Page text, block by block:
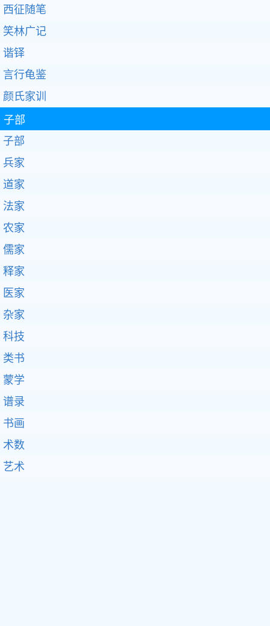
西征随笔
笑林广记
谐铎
言行龟鉴
颜氏家训
子部
子部
兵家
道家
法家
农家
儒家
释家
医家
杂家
科技
类书
蒙学
谱录
书画
术数
艺术